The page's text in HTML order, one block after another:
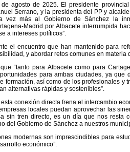
de agosto de 2025. El presidente
Serrano, y la presidenta del PP y
vez más al Gobierno de Sánchez la
Madrid por Albacete interrumpida
a intereses políticos”.
el encuentro que han mantenido para
y abordar retos comunes en materia
“tanto para Albacete como para
para ambas ciudades, ya
formación, así como de los profesionales y
alternativas rápidas y sostenibles”.
conexión directa frena el intercambio
locales puedan aprovechar las
sin tren directo, es un día que nos resta
del Gobierno de Sánchez a nuestros
modernas son imprescindibles para
económico”.